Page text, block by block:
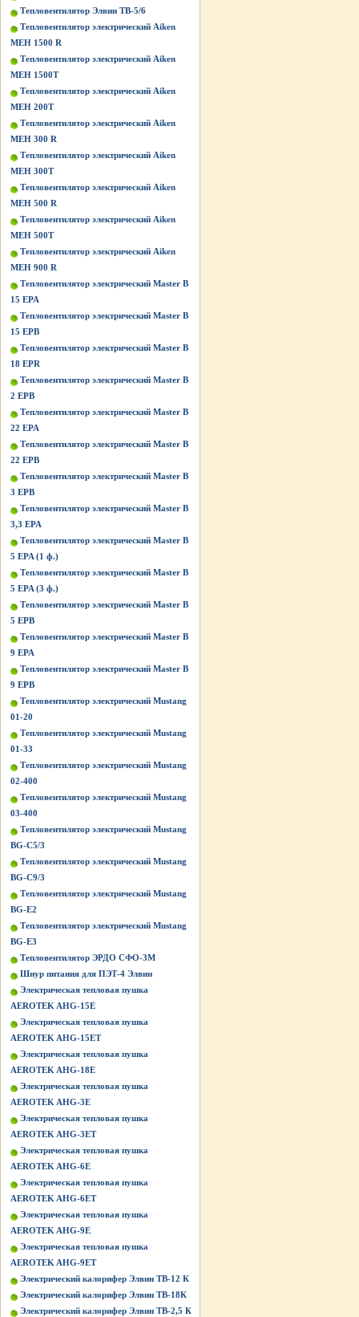
Тепловентилятор Элвин ТВ-5/6
Тепловентилятор электрический Aiken
MEH 1500 R
Тепловентилятор электрический Aiken
MEH 1500T
Тепловентилятор электрический Aiken
MEH 200T
Тепловентилятор электрический Aiken
MEH 300 R
Тепловентилятор электрический Aiken
MEH 300T
Тепловентилятор электрический Aiken
MEH 500 R
Тепловентилятор электрический Aiken
MEH 500T
Тепловентилятор электрический Aiken
MEH 900 R
Тепловентилятор электрический Master B
15 EPA
Тепловентилятор электрический Master B
15 EPB
Тепловентилятор электрический Master B
18 EPR
Тепловентилятор электрический Master B
2 EPB
Тепловентилятор электрический Master B
22 EPA
Тепловентилятор электрический Master B
22 EPB
Тепловентилятор электрический Master B
3 EPB
Тепловентилятор электрический Master B
3,3 EPA
Тепловентилятор электрический Master B
5 EPA (1 ф.)
Тепловентилятор электрический Master B
5 EPA (3 ф.)
Тепловентилятор электрический Master B
5 EPB
Тепловентилятор электрический Master B
9 EPA
Тепловентилятор электрический Master B
9 EPB
Тепловентилятор электрический Mustang
01-20
Тепловентилятор электрический Mustang
01-33
Тепловентилятор электрический Mustang
02-400
Тепловентилятор электрический Mustang
03-400
Тепловентилятор электрический Mustang
BG-C5/3
Тепловентилятор электрический Mustang
BG-C9/3
Тепловентилятор электрический Mustang
BG-Е2
Тепловентилятор электрический Mustang
BG-Е3
Тепловентилятор ЭРДО СФО-3М
Шнур питания для ПЭТ-4 Элвин
Электрическая тепловая пушка
AEROTEK AHG-15E
Электрическая тепловая пушка
AEROTEK AHG-15ET
Электрическая тепловая пушка
AEROTEK AHG-18E
Электрическая тепловая пушка
AEROTEK AHG-3E
Электрическая тепловая пушка
AEROTEK AHG-3ET
Электрическая тепловая пушка
AEROTEK AHG-6E
Электрическая тепловая пушка
AEROTEK AHG-6ET
Электрическая тепловая пушка
AEROTEK AHG-9E
Электрическая тепловая пушка
AEROTEK AHG-9ET
Электрический калорифер Элвин ТВ-12 К
Электрический калорифер Элвин ТВ-18К
Электрический калорифер Элвин ТВ-2,5 К